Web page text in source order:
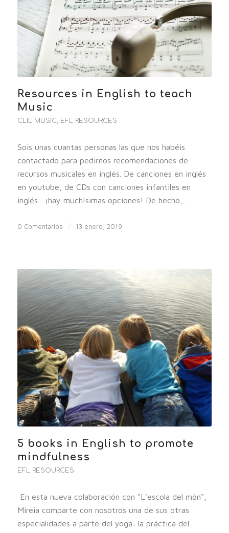
Resources in English to teach
Music
CLIL MUSIC, EFL RESOURCES
Sois unas cuantas personas las que nos habéis
contactado para pedirnos recomendaciones de
recursos musicales en inglés. De canciones en inglés
en youtube, de CDs con canciones infantiles en
inglés... ¡hay muchísimas opciones! De hecho,…
0 Comentarios / 13 enero, 2019
5 books in English to promote
mindfulness
EFL RESOURCES
En esta nueva colaboración con "L'escola del món",
Mireia comparte con nosotros una de sus otras
especialidades a parte del yoga: la práctica del